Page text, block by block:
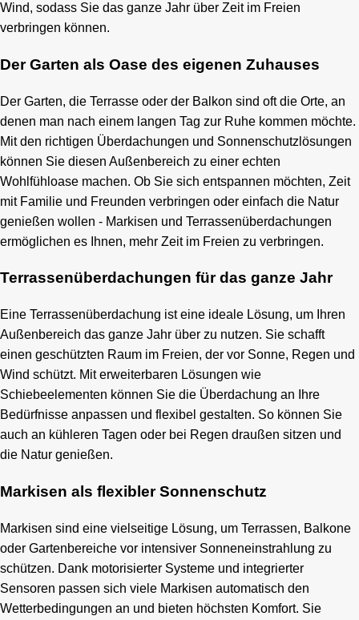
Wind, sodass Sie das ganze Jahr über Zeit im Freien
verbringen können.
Der Garten als Oase des eigenen Zuhauses
Der Garten, die Terrasse oder der Balkon sind oft die Orte, an
denen man nach einem langen Tag zur Ruhe kommen möchte.
Mit den richtigen Überdachungen und Sonnenschutzlösungen
können Sie diesen Außenbereich zu einer echten
Wohlfühloase machen. Ob Sie sich entspannen möchten, Zeit
mit Familie und Freunden verbringen oder einfach die Natur
genießen wollen - Markisen und Terrassenüberdachungen
ermöglichen es Ihnen, mehr Zeit im Freien zu verbringen.
Terrassenüberdachungen für das ganze Jahr
Eine Terrassenüberdachung ist eine ideale Lösung, um Ihren
Außenbereich das ganze Jahr über zu nutzen. Sie schafft
einen geschützten Raum im Freien, der vor Sonne, Regen und
Wind schützt. Mit erweiterbaren Lösungen wie
Schiebeelementen können Sie die Überdachung an Ihre
Bedürfnisse anpassen und flexibel gestalten. So können Sie
auch an kühleren Tagen oder bei Regen draußen sitzen und
die Natur genießen.
Markisen als flexibler Sonnenschutz
Markisen sind eine vielseitige Lösung, um Terrassen, Balkone
oder Gartenbereiche vor intensiver Sonneneinstrahlung zu
schützen. Dank motorisierter Systeme und integrierter
Sensoren passen sich viele Markisen automatisch den
Wetterbedingungen an und bieten höchsten Komfort. Sie